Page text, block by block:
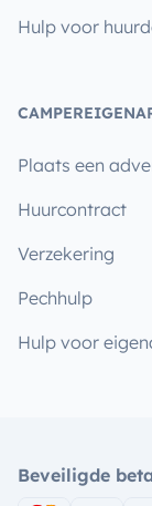
Hulp voor
Plaats een
Huurcontract
Verzekering
Pechhulp
Hulp voor
Beveiligde